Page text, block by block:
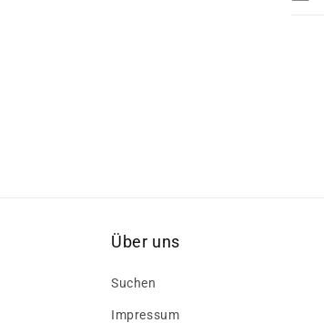
Über uns
Suchen
Impressum